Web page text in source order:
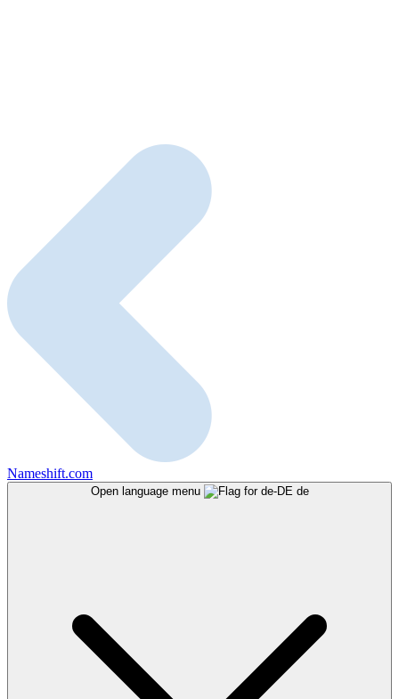
Nameshift.com
Open language menu de